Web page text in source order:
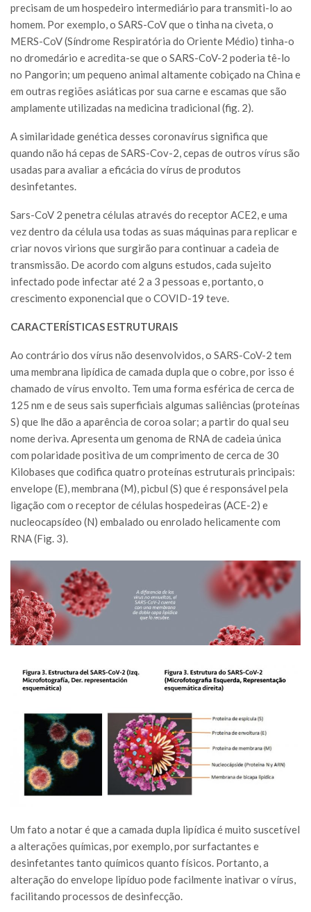
precisam de um hospedeiro intermediário para transmiti-lo ao
homem. Por exemplo, o SARS-CoV que o tinha na civeta, o
MERS-CoV (Síndrome Respiratória do Oriente Médio) tinha-o
no dromedário e acredita-se que o SARS-CoV-2 poderia tê-lo
no Pangorin; um pequeno animal altamente cobiçado na China e
em outras regiões asiáticas por sua carne e escamas que são
amplamente utilizadas na medicina tradicional (fig. 2).
A similaridade genética desses coronavírus significa que
quando não há cepas de SARS-Cov-2, cepas de outros vírus são
usadas para avaliar a eficácia do vírus de produtos
desinfetantes.
Sars-CoV 2 penetra células através do receptor ACE2, e uma
vez dentro da célula usa todas as suas máquinas para replicar e
criar novos virions que surgirão para continuar a cadeia de
transmissão. De acordo com alguns estudos, cada sujeito
infectado pode infectar até 2 a 3 pessoas e, portanto, o
crescimento exponencial que o COVID-19 teve.
CARACTERÍSTICAS ESTRUTURAIS
Ao contrário dos vírus não desenvolvidos, o SARS-CoV-2 tem
uma membrana lipídica de camada dupla que o cobre, por isso é
chamado de vírus envolto. Tem uma forma esférica de cerca de
125 nm e de seus sais superficiais algumas saliências (proteínas
S) que lhe dão a aparência de coroa solar; a partir do qual seu
nome deriva. Apresenta um genoma de RNA de cadeia única
com polaridade positiva de um comprimento de cerca de 30
Kilobases que codifica quatro proteínas estruturais principais:
envelope (E), membrana (M), picbul (S) que é responsável pela
ligação com o receptor de células hospedeiras (ACE-2) e
nucleocapsídeo (N) embalado ou enrolado helicamente com
RNA (Fig. 3).
Um fato a notar é que a camada dupla lipídica é muito suscetível
a alterações químicas, por exemplo, por surfactantes e
desinfetantes tanto químicos quanto físicos. Portanto, a
alteração do envelope lipíduo pode facilmente inativar o vírus,
facilitando processos de desinfecção.